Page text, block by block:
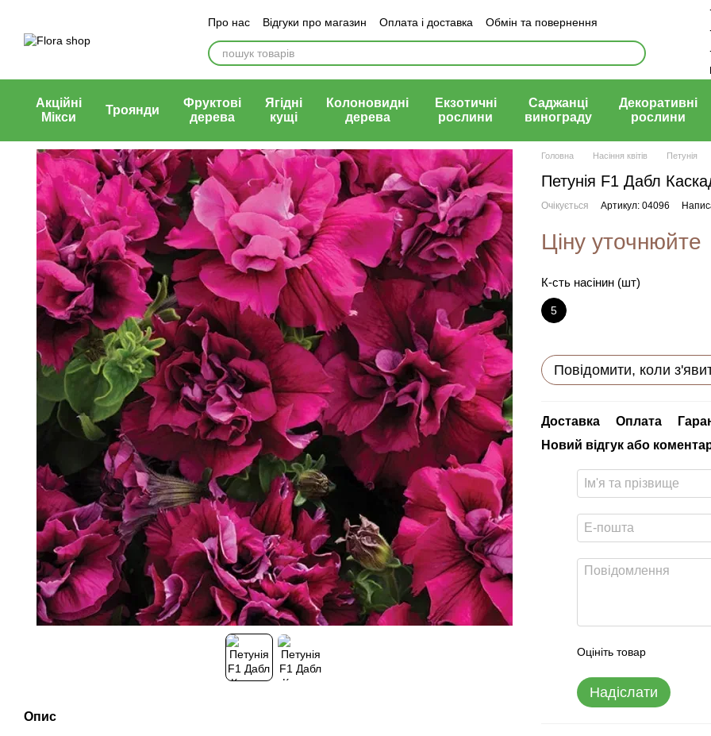
Про нас Відгуки про магазин Оплата і доставка
Обмін та повернення
Блог магазину
Публічний договір (оферта)
Акційні
Мікси
Троянди
Фруктові
дерева
Ягідні
кущі
Колоновидні
дерева
Екзотичні
рослини
Саджанці
винограду
Декоративні
рослини
Опис
Головна Насіння квітів Петунія
Петунія F1 Дабл
Очікується Артикул: 04096
Ціну уточнюйте
К-сть насінин (шт)
5
Повідомити, коли
Доставка Оплата
Новий відгук або
Оцініть товар
Надіслати